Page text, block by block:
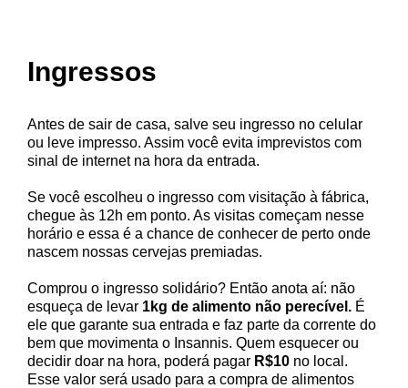
Ingressos
Antes de sair de casa, salve seu ingresso no celular
ou leve impresso. Assim você evita imprevistos com
sinal de internet na hora da entrada.
Se você escolheu o ingresso com visitação à fábrica,
chegue às 12h em ponto. As visitas começam nesse
horário e essa é a chance de conhecer de perto onde
nascem nossas cervejas premiadas.
Comprou o ingresso solidário? Então anota aí: não
esqueça de levar 1kg de alimento não perecível.É
ele que garante sua entrada e faz parte da corrente do
bem que movimenta o Insannis. Quem esquecer ou
decidir doar na hora, poderá pagar R$10no local.
Esse valor será usado para a compra de alimentos